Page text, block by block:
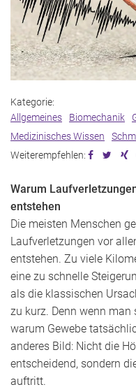
Kategorie:
Allgemeines
Biomechanik
Medizinisches Wissen
Weiterempfehlen:
Warum
entstehen
Die meisten Menschen
Laufverletzungen vor
entstehen. Zu viele
eine zu schnelle
als die klassischen
zu kurz. Denn wenn
warum Gewebe
anderes Bild: Nicht die
entscheidend, sondern
auftritt.